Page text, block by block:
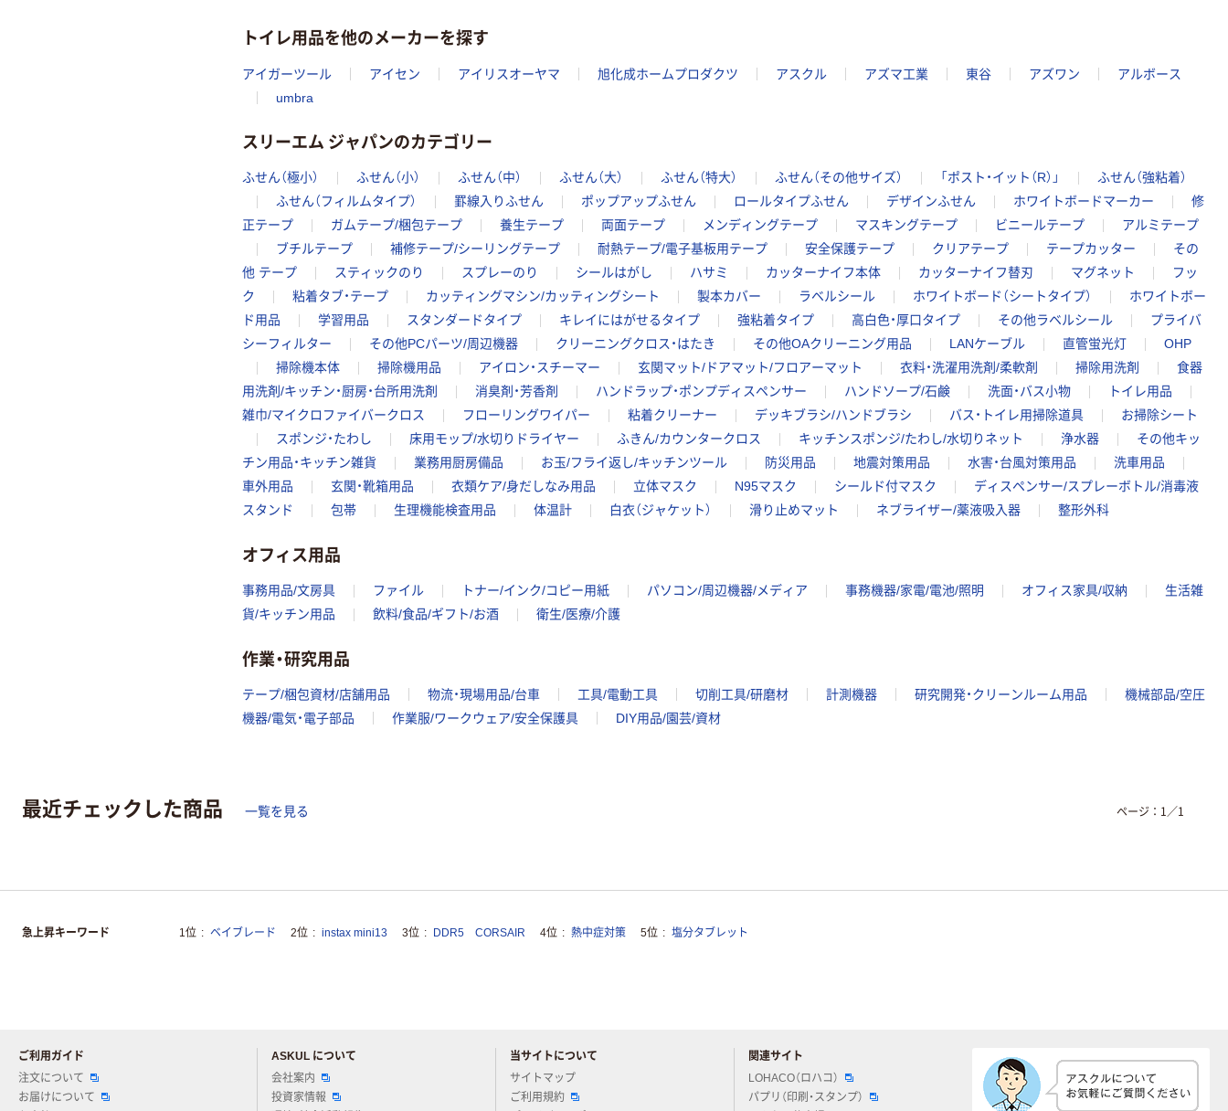
トイレ用品を他のメーカーを探す
アイガーツール アイセン アイリスオーヤマ 旭化成ホームプロダクツ アスクル アズマ工業 東谷 アズワン
アルボース
umbra
スリーエム ジャパンのカテゴリー
ふせん（極小） ふせん（小） ふせん（中） ふせん（大） ふせん（特大） ふせん（その他サイズ） 「ポスト・イット（R）」
ふせん（強粘着）
ふせん（フィルムタイプ）
罫線入りふせん ポップアップふせん ロールタイプふせん デザインふせん ホワイトボードマーカー
修
正テープ
ガムテープ/梱包テープ 養生テープ 両面テープ メンディングテープ マスキングテープ ビニールテープ
アルミテープ
ブチルテープ
補修テープ/シーリングテープ 耐熱テープ/電子基板用テープ 安全保護テープ クリアテープ テープカッター
その
他 テープ
スティックのり スプレーのり シールはがし ハサミ カッターナイフ本体 カッターナイフ替刃 マグネット
フッ
ク
粘着タブ・テープ カッティングマシン/カッティングシート 製本カバー ラベルシール ホワイトボード（シートタイプ）
ホワイトボー
ド用品
学習用品 スタンダードタイプ キレイにはがせるタイプ 強粘着タイプ 高白色・厚口タイプ その他ラベルシール
プライバ
シーフィルター
その他PCパーツ/周辺機器 クリーニングクロス・はたき その他OAクリーニング用品 LANケーブル 直管蛍光灯
OHP
掃除機本体
掃除機用品 アイロン・スチーマー 玄関マット/ドアマット/フロアーマット 衣料・洗濯用洗剤/柔軟剤 掃除用洗剤
食器
用洗剤/キッチン・厨房・台所用洗剤
消臭剤・芳香剤 ハンドラップ・ポンプディスペンサー ハンドソープ/石鹸 洗面・バス小物
トイレ用品
雑巾/マイクロファイバークロス
フローリングワイパー 粘着クリーナー デッキブラシ/ハンドブラシ バス・トイレ用掃除道具
お掃除シート
スポンジ・たわし
床用モップ/水切りドライヤー ふきん/カウンタークロス キッチンスポンジ/たわし/水切りネット 浄水器
その他キッ
チン用品・キッチン雑貨
業務用厨房備品 お玉/フライ返し/キッチンツール 防災用品 地震対策用品 水害・台風対策用品
洗車用品
車外用品
玄関・靴箱用品 衣類ケア/身だしなみ用品 立体マスク N95マスク シールド付マスク
ディスペンサー/スプレーボトル/消毒液
スタンド
包帯 生理機能検査用品 体温計 白衣（ジャケット） 滑り止めマット ネブライザー/薬液吸入器 整形外科
オフィス用品
事務用品/文房具 ファイル トナー/インク/コピー用紙 パソコン/周辺機器/メディア 事務機器/家電/電池/照明 オフィス家具/収納
生活雑
貨/キッチン用品
飲料/食品/ギフト/お酒 衛生/医療/介護
作業・研究用品
テープ/梱包資材/店舗用品 物流・現場用品/台車 工具/電動工具 切削工具/研磨材 計測機器 研究開発・クリーンルーム用品
機械部品/空圧
機器/電気・電子部品
作業服/ワークウェア/安全保護具 DIY用品/園芸/資材
最近チェックした商品 一覧を見る ページ： 1 ／1
急上昇キーワード 1位 ベイブレード 2位 instax mini13 3位 DDR5 CORSAIR 4位 熱中症対策 5位 塩分タブレット
ご利用ガイド
注文について
お届けについて
ASKUL について
会社案内
投資家情報
当サイトについて
サイトマップ
ご利用規約
関連サイト
LOHACO（ロハコ）
パプリ（印刷・スタンプ）